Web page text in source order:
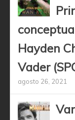
Hayden
Vader
agosto 26, 2021